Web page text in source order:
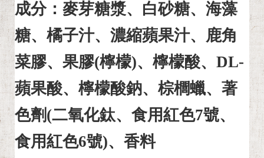
成分：麥芽糖漿、白砂糖、海藻
糖、橘子汁、濃縮蘋果汁、鹿角
菜膠、果膠(檸檬)、檸檬酸、DL-
蘋果酸、檸檬酸鈉、棕櫚蠟、著
色劑(二氧化鈦、食用紅色7號、
食用紅色6號)、香料